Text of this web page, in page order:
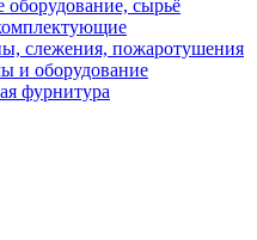
сырьё
слежения, пожаротушения
и оборудование
фурнитура